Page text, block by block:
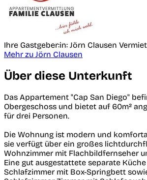
Ihre Gastgeber:in: Jörn Clausen
Mehr zu Jörn Clausen
Über diese Unterkunft
Das Appartement "Cap San Diego"
Obergeschoss und bietet auf 60m²
für drei Personen.
Die Wohnung ist modern und
sie verfügt über ein großes
Wohnzimmer mit Flachbildfernseher
Eine gut ausgestattete separate
Schlafzimmer mit Box-Springbett